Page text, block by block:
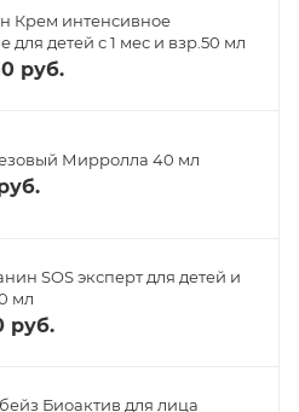
Крем интенсивное
для детей с 1 мес и взр.50 мл
руб.
Мирролла 40 мл
SOS эксперт для детей и
мл
руб.
Биоактив для лица